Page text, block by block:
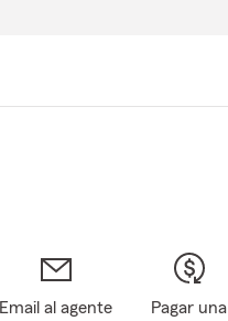
Email al agente
Pagar una